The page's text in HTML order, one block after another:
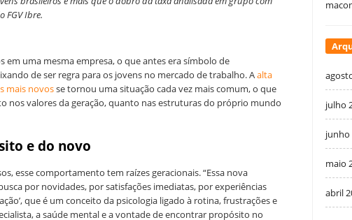
FGV Ibre.
em uma mesma empresa, o que antes era símbolo de
de ser regra para os jovens no mercado de trabalho. Aalta
mais novosse tornou uma situação cada vez mais comum, o que
nos valores da geração, quanto nas estruturas do próprio mundo
e do novo
esse comportamento tem raízes geracionais. “Essa nova
por novidades, por satisfações imediatas, por experiências
que é um conceito da psicologia ligado à rotina, frustrações e
a saúde mental e a vontade de encontrar propósito no
julho
junho
maio
abril